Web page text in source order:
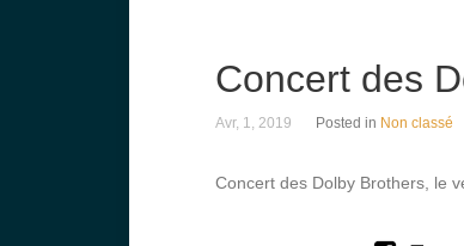
Concert des
Avr, 1, 2019 Posted in Non classé
Concert des Dolby Brothers, le